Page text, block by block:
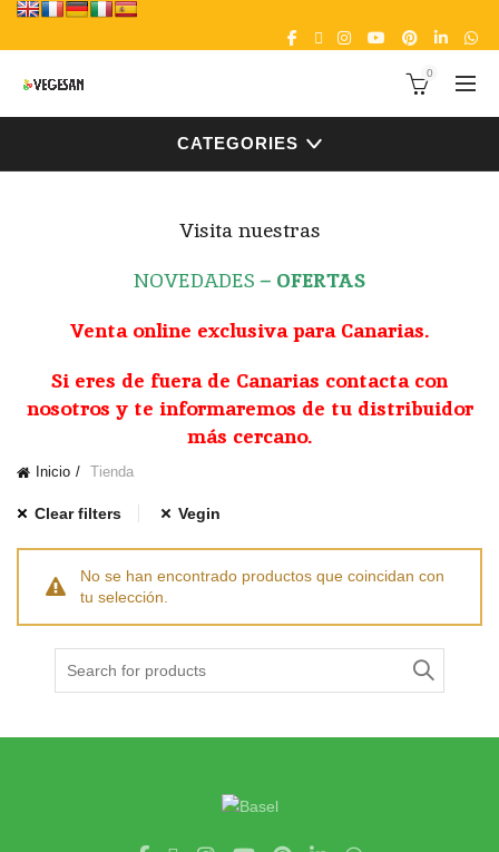
0
CATEGORIES
Visita nuestras
NOVEDADES – OFERTAS
Venta online exclusiva para Canarias.
Si eres de fuera de Canarias contacta con
nosotros y te informaremos de tu distribuidor
más cercano.
Inicio Tienda
Clear filters Vegin
No se han encontrado productos que coincidan con
tu selección.